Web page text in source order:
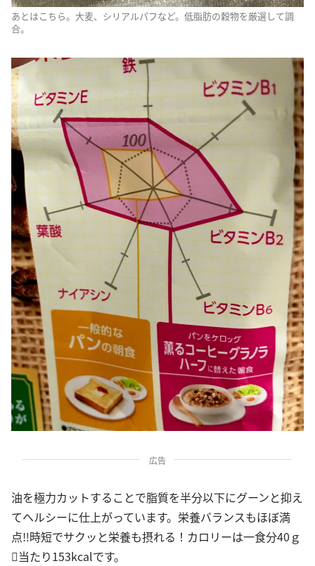
あとはこちら。大麦、シリアルパフなど。低脂肪の穀物を厳選して調
合。
広告
油を極力カットすることで脂質を半分以下にグーンと抑え
てヘルシーに仕上がっています。栄養バランスもほぼ満
点‼︎時短でサクッと栄養も摂れる！カロリーは一食分40ｇ
当たり153kcalです。